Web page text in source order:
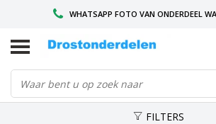
WHATSAPP FOTO VAN ONDERDEEL
VOOR 16.00 BESTELD, VANDAAG
GESPECIALISEERD PEUGEOT
FILTERS